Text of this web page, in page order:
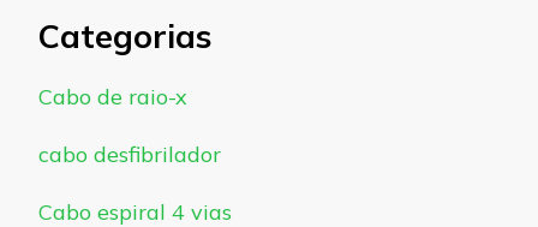
Categorias
Cabo de raio-x
cabo desfibrilador
Cabo espiral 4 vias